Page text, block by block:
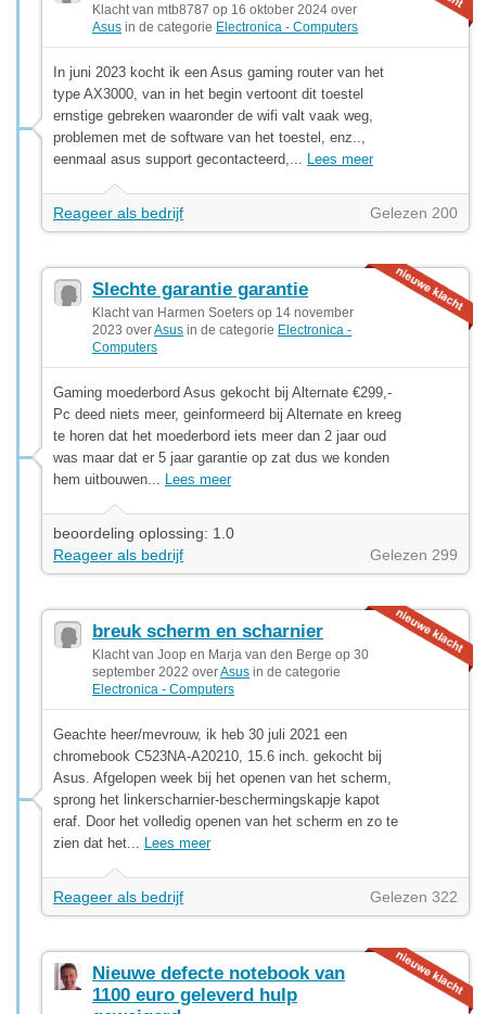
Klacht van mtb8787 op 16 oktober 2024 over
Asus in de categorie Electronica - Computers
In juni 2023 kocht ik een Asus gaming router van het
type AX3000, van in het begin vertoont dit toestel
ernstige gebreken waaronder de wifi valt vaak weg,
problemen met de software van het toestel, enz..,
eenmaal asus support gecontacteerd,... Lees meer
Reageer als bedrijf Gelezen 200
Slechte garantie garantie
Klacht van Harmen Soeters op 14 november
2023 overAsus in de categorie Electronica -
Computers
Gaming moederbord Asus gekocht bij Alternate €299,-
Pc deed niets meer, geinformeerd bij Alternate en kreeg
te horen dat het moederbord iets meer dan 2 jaar oud
was maar dat er 5 jaar garantie op zat dus we konden
hem uitbouwen... Lees meer
beoordeling oplossing: 1.0
Reageer als bedrijf
Gelezen 299
breuk scherm en scharnier
Klacht van Joop en Marja van den Berge op 30
september 2022 overAsus in de categorie
Electronica - Computers
Geachte heer/mevrouw, ik heb 30 juli 2021 een
chromebook C523NA-A20210, 15.6 inch. gekocht bij
Asus. Afgelopen week bij het openen van het scherm,
sprong het linkerscharnier-beschermingskapje kapot
eraf. Door het volledig openen van het scherm en zo te
zien dat het... Lees meer
Reageer als bedrijf Gelezen 322
Nieuwe defecte notebook van
1100 euro geleverd hulp